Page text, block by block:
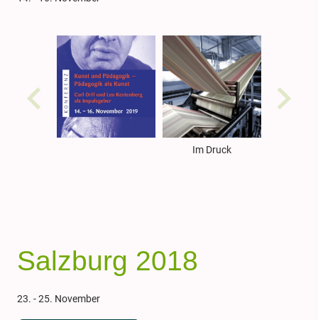
Im Druck
Salzburg 2018
23. - 25. November